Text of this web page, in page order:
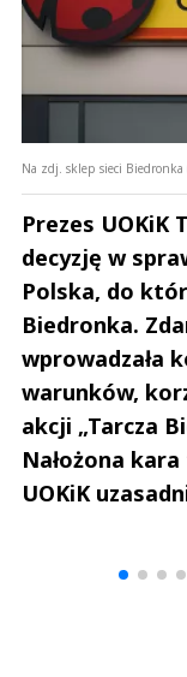
Na zdj. sklep sieci
Prezes UOKiK
decyzję w
Polska, do
Biedronka.
wprowadzała
warunków,
akcji „Tarcza
Nałożona
UOKiK